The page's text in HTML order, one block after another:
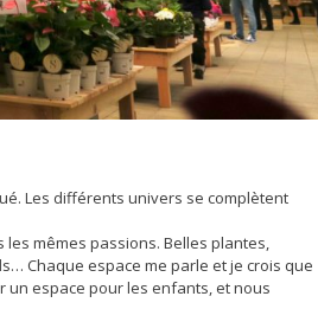
Les différents univers se complètent
les mêmes passions. Belles plantes,
Chaque espace me parle et je crois que
un espace pour les enfants, et nous